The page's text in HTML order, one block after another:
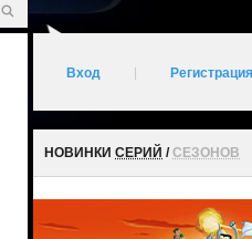
Вход Регистрация
НОВИНКИ СЕРИЙ /СЕЗОНОВ